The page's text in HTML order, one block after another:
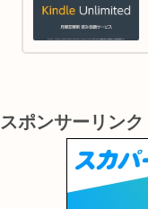
スポンサーリンク